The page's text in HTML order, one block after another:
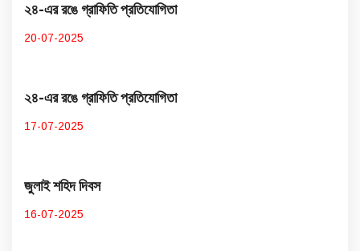
২৪-এর রঙে গ্রাফিতি প্রতিযোগিতা
20-07-2025
২৪-এর রঙে গ্রাফিতি প্রতিযোগিতা
17-07-2025
জুলাই শহিদ দিবস
16-07-2025